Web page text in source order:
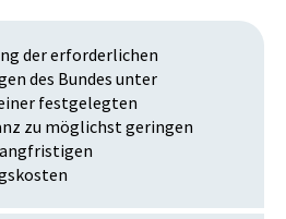
der erforderlichen
des Bundes unter
festgelegten
zu möglichst geringen